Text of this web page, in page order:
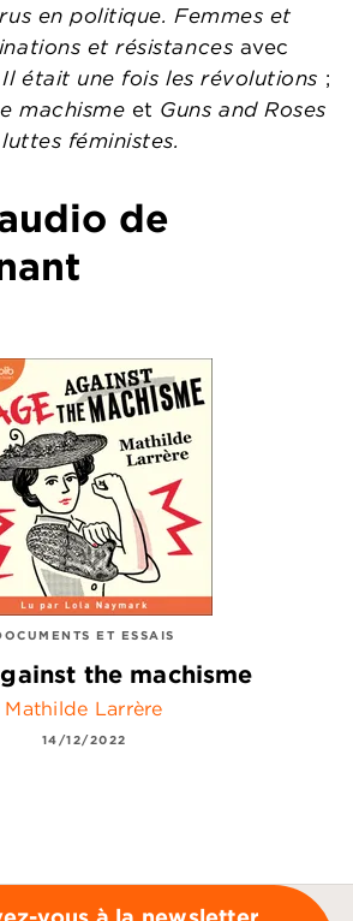
en politique. Femmes et
et résistances avec
Il était une fois les révolutions ;
machisme et Guns and Roses
féministes.
de
ET ESSAIS
the machisme
Mathilde Larrère
14/12/2022